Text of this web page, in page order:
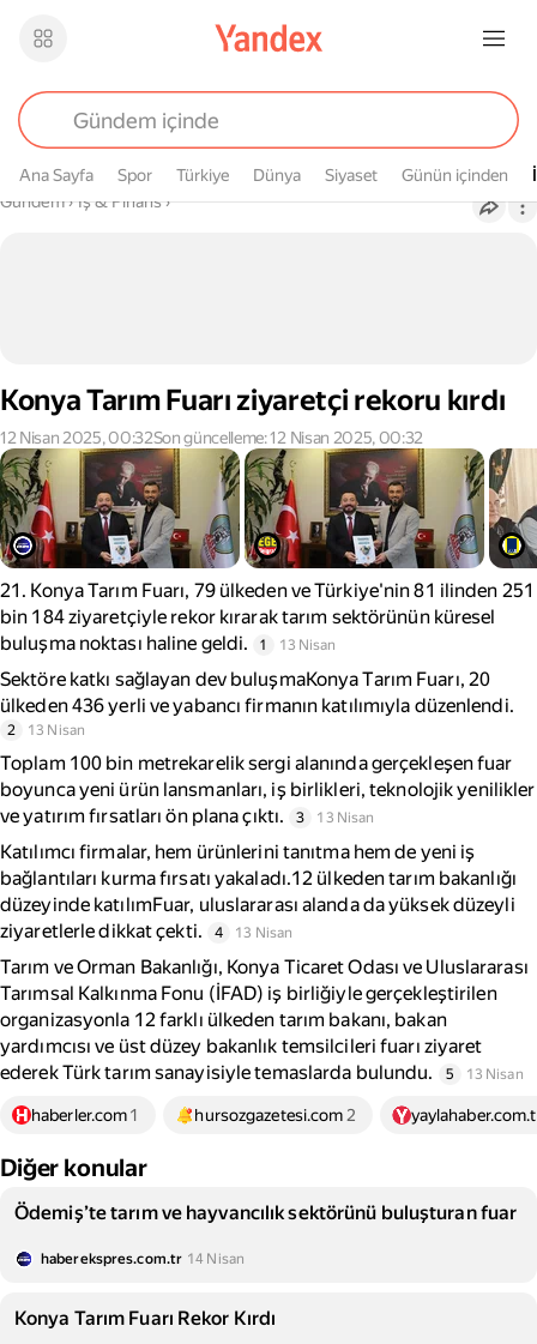
Ana Sayfa Spor Türkiye Dünya Siyaset Günün içinden
Buradasın
Gündem› İş & Finans›
Konya Tarım Fuarı ziyaretçi rekoru kırdı
12 Nisan 2025, 00:32Son güncelleme: 12 Nisan 2025, 00:32
21. Konya Tarım Fuarı, 79 ülkeden ve Türkiye'nin 81 ilinden 251
bin 184 ziyaretçiyle rekor kırarak tarım sektörünün küresel
buluşma noktası haline geldi.
1 13 Nisan
Sektöre katkı sağlayan dev buluşmaKonya Tarım Fuarı, 20
ülkeden 436 yerli ve yabancı firmanın katılımıyla düzenlendi.
2 13 Nisan
Toplam 100 bin metrekarelik sergi alanında gerçekleşen fuar
boyunca yeni ürün lansmanları, iş birlikleri, teknolojik yenilikler
ve yatırım fırsatları ön plana çıktı.
3 13 Nisan
Katılımcı firmalar, hem ürünlerini tanıtma hem de yeni iş
bağlantıları kurma fırsatı yakaladı.12 ülkeden tarım bakanlığı
düzeyinde katılımFuar, uluslararası alanda da yüksek düzeyli
ziyaretlerle dikkat çekti.
4 13 Nisan
Tarım ve Orman Bakanlığı, Konya Ticaret Odası ve Uluslararası
Tarımsal Kalkınma Fonu (İFAD) iş birliğiyle gerçekleştirilen
organizasyonla 12 farklı ülkeden tarım bakanı, bakan
yardımcısı ve üst düzey bakanlık temsilcileri fuarı ziyaret
ederek Türk tarım sanayisiyle temaslarda bulundu.
5 13 Nisan
haberler.com1 hursozgazetesi.com 2
Diğer konular
Ödemiş’te tarım ve hayvancılık sektörünü buluşturan fuar
haberekspres.com.tr 14 Nisan
Konya Tarım Fuarı Rekor Kırdı